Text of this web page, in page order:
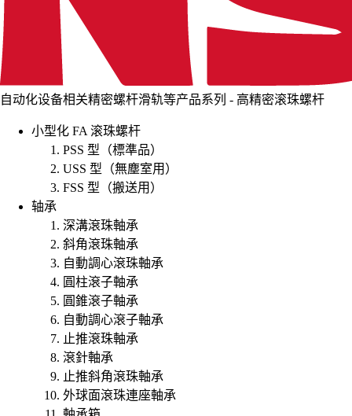
自动化设备相关精密螺杆滑轨等产品系列 - 高精密滚珠螺杆
小型化 FA 滚珠螺杆
PSS 型（標準品）
USS 型（無塵室用）
FSS 型（搬送用）
轴承
深溝滾珠軸承
斜角滾珠軸承
自動調心滾珠軸承
圓柱滾子軸承
圓錐滾子軸承
自動調心滾子軸承
止推滾珠軸承
滾針軸承
止推斜角滾珠軸承
外球面滾珠連座軸承